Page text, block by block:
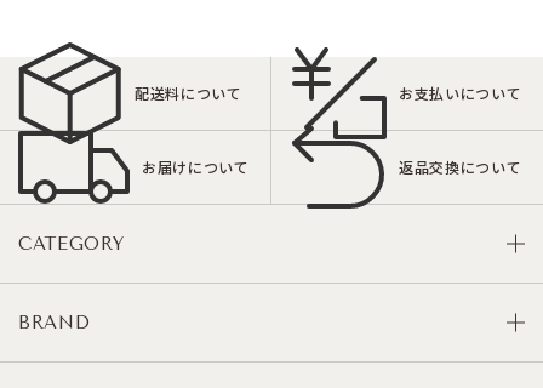
配送料について お支払いについて
お届けについて 返品交換について
CATEGORY
BRAND